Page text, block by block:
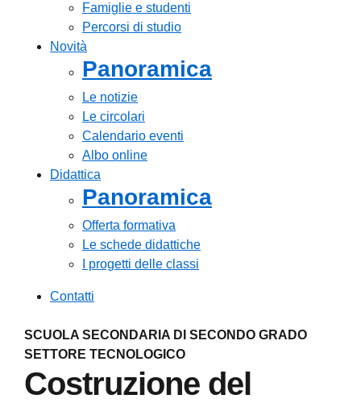
Famiglie e studenti
Percorsi di studio
Novità
Panoramica
Le notizie
Le circolari
Calendario eventi
Albo online
Didattica
Panoramica
Offerta formativa
Le schede didattiche
I progetti delle classi
Contatti
SCUOLA SECONDARIA DI SECONDO GRADO
SETTORE TECNOLOGICO
Costruzione del